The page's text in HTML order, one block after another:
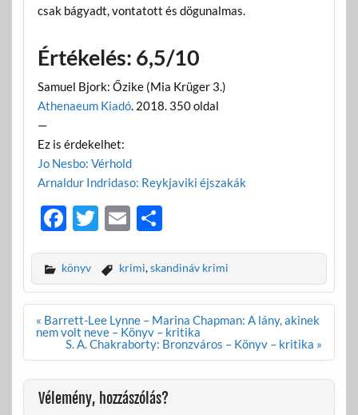
csak bágyadt, vontatott és dögunalmas.
Értékelés: 6,5/10
Samuel Bjork: Őzike (Mia Krüger 3.)
Athenaeum Kiadó. 2018. 350 oldal
—
Ez is érdekelhet:
Jo Nesbo: Vérhold
Arnaldur Indridaso: Reykjaviki éjszakák
F
e
b
o
o
k
T
itt
er
E
ail
O
za
m
e
g
könyv krimi,skandináv krimi
Bejegyzés
navigáció
« Barrett-Lee Lynne – Marina Chapman: A lány, akinek
nem volt neve – Könyv – kritika
S. A. Chakraborty: Bronzváros – Könyv – kritika »
Vélemény, hozzászólás?